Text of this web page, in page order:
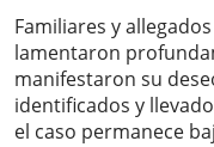
Familiares y
lamentaron
manifestaron su
identificados y
el caso permanece